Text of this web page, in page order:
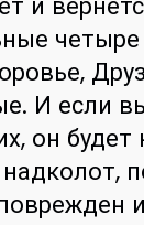
И если
он